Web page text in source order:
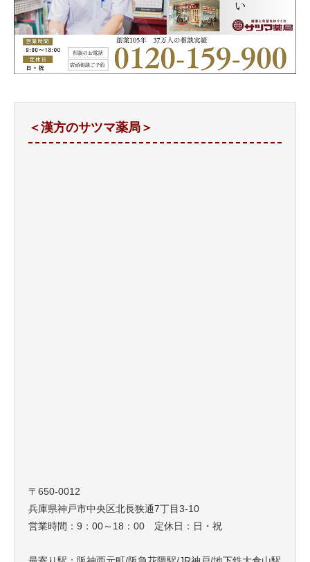
＜漢方のサツマ薬局＞
〒650-0012
兵庫県神戸市中央区北長狭通7丁目3-10
営業時間：9：00～18：00 定休日：日・祝